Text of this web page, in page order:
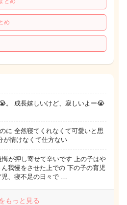
め
。 成長嬉しいけど、寂しいよー😭
に 全然寝てくれなくて可愛いと思
が情けなくて仕方ない
が押し寄せて辛いです 上の子はや
我慢をさせた上での 下の子の育児
児、寝不足の日々で …
もっと見る